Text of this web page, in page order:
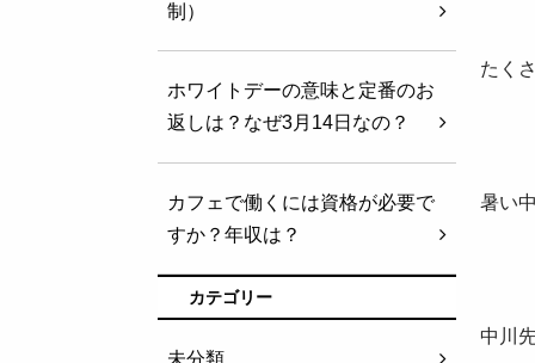
たく
暑い
中川
制）
ホワイトデーの意味と定番のお
返しは？なぜ3月14日なの？
カフェで働くには資格が必要で
すか？年収は？
カテゴリー